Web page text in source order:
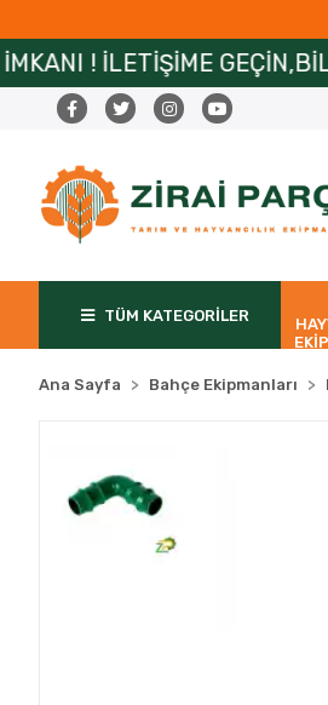
GEÇİN,BİLGİ ALIN!
TÜM KATEGORİLER
Ana Sayfa Bahçe Ekipmanları